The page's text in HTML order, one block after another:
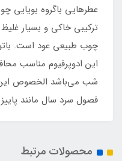
عطرهایی باگروه بویایی
ترکیبی خاکی و بسیار
چوب طبیعی عود است.
این ادوپرفیوم مناسب
شب می‌باشد الخصوص این
فصول سرد سال مانند
محصولات مرتبط